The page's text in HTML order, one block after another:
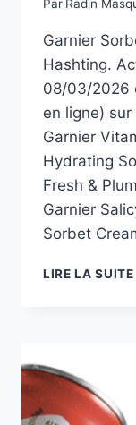
Par Radin
Garnier
Hashting.
08/03/2026
en ligne)
Garnier
Hydrating
Fresh &
Garnier
Sorbet
LIRE LA SUITE